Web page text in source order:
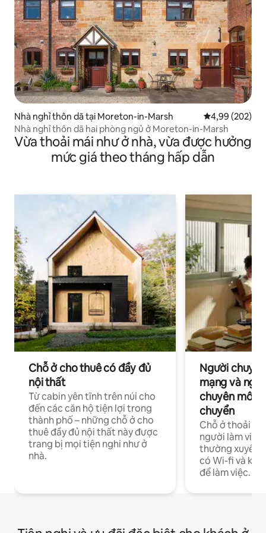
Nhà nghỉ thôn dã tại Moreton-in-Marsh Xếp hạng
4,99 (202)
Nhà nghỉ thôn dã hai phòng ngủ ở Moreton-in-Marsh
Vừa thoải mái như ở nhà, vừa được hưởng
mức giá theo tháng hấp dẫn
Chỗ ở cho thuê có đầy đủ
nội thất
Từ cabin yên tĩnh trên núi cho
đến các căn hộ tiện lợi trong
thành phố – những chỗ ở cho
thuê đầy đủ nội thất này được
trang bị mọi tiện nghi như ở
nhà.
Người
mạng và
chuyên môn
chuyển
Chỗ ở thoải
người làm việc
thường xuyên
có Wi-fi và
để làm việc.